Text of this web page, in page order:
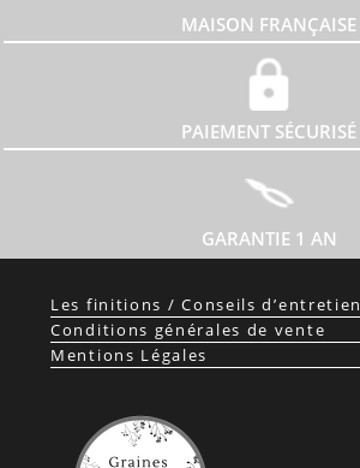
MAISON FRANÇAISE
PAIEMENT SÉCURISÉ
GARANTIE 1 AN
Les finitions / Conseils d’entretien
Conditions générales de vente
Mentions Légales